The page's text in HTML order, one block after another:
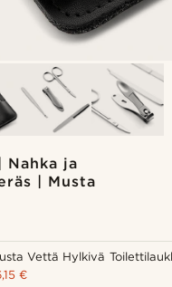
ja
| Musta
Vettä Hylkivä
€